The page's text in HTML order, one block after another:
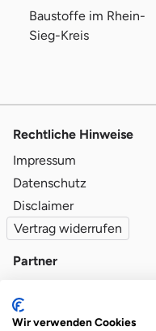
Baustoffe im Rhein-
Sieg-Kreis
Rechtliche Hinweise
Impressum
Datenschutz
Disclaimer
Vertrag widerrufen
Partner
Qualitätsvoraussetzungen
Wir verwenden Cookies